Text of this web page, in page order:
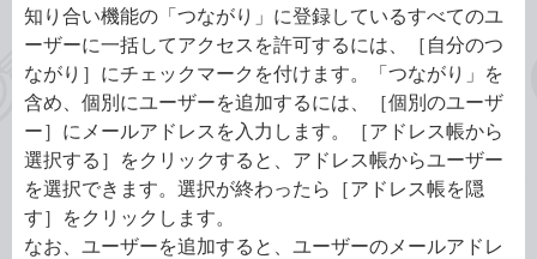
知り合い機能の「つながり」に登録しているすべてのユ
ーザーに一括してアクセスを許可するには、［自分のつ
ながり］にチェックマークを付けます。「つながり」を
含め、個別にユーザーを追加するには、［個別のユーザ
ー］にメールアドレスを入力します。［アドレス帳から
選択する］をクリックすると、アドレス帳からユーザー
を選択できます。選択が終わったら［アドレス帳を隠
す］をクリックします。
なお、ユーザーを追加すると、ユーザーのメールアドレ